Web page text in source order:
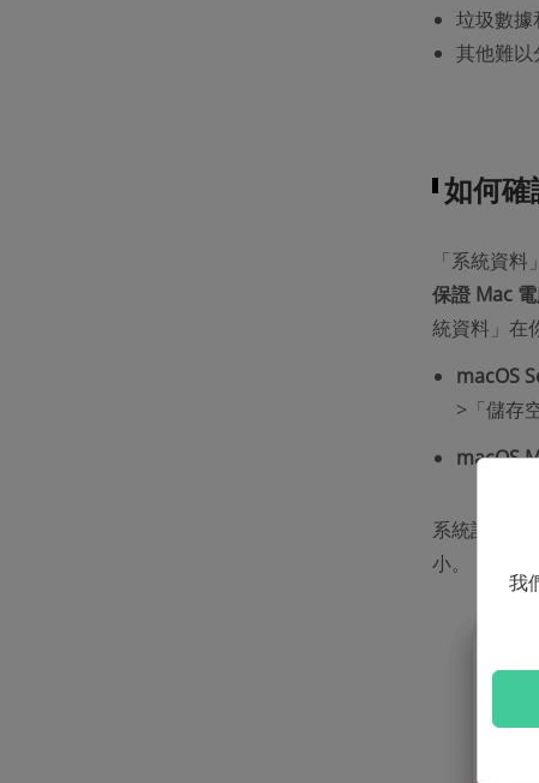
垃圾數據
其他難以
如何確
「系統資
保證 Mac
統資料」在
macOS
>「儲存
macOS
系統計算完
小。
我